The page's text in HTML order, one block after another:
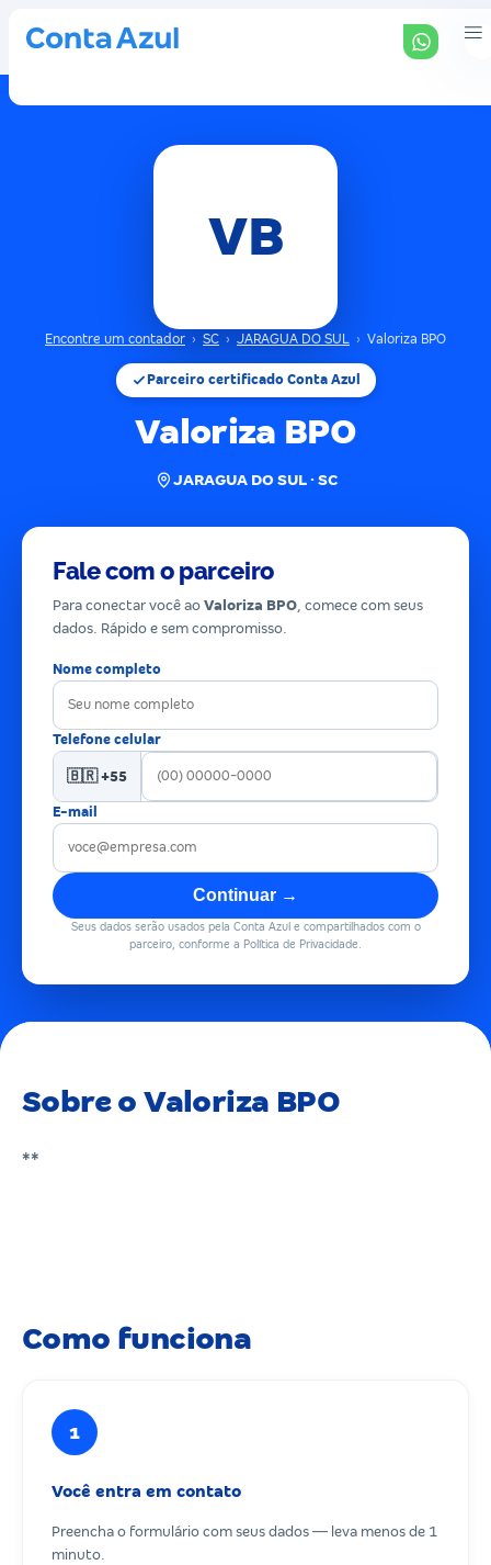
VB
Encontre um contador › SC › JARAGUA DO SUL › Valoriza BPO
Parceiro certificado Conta Azul
Valoriza BPO
JARAGUA DO SUL · SC
Fale com o parceiro
Para conectar você ao Valoriza BPO, comece com seus
dados. Rápido e sem compromisso.
Nome completo
Telefone celular
🇧🇷 +55
E-mail
Continuar →
Seus dados serão usados pela Conta Azul e compartilhados com o
parceiro, conforme a Política de Privacidade.
Sobre o Valoriza BPO
**
Como funciona
1
Você entra em contato
Preencha o formulário com seus dados — leva menos de 1
minuto.